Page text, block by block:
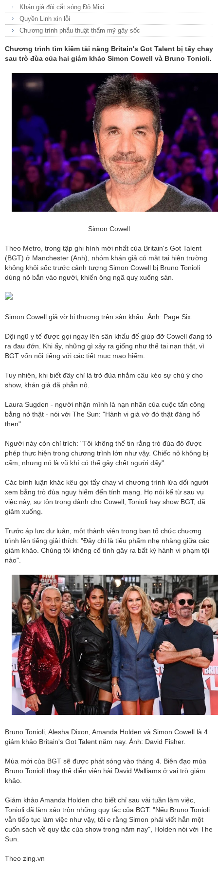
Khán giả đòi cắt sóng Độ Mixi
Quyền Linh xin lỗi
Chương trình phẫu thuật thẩm mỹ gây sốc
Chương trình tìm kiếm tài năng Britain's Got Talent bị tẩy chay
sau trò đùa của hai giám khảo Simon Cowell và Bruno Tonioli.
Simon Cowell
Theo Metro, trong tập ghi hình mới nhất của Britain's Got Talent
(BGT) ở Manchester (Anh), nhóm khán giả có mặt tại hiện trường
không khỏi sốc trước cảnh tượng Simon Cowell bị Bruno Tonioli
dùng nỏ bắn vào người, khiến ông ngã quỵ xuống sàn.
Simon Cowell giả vờ bị thương trên sân khấu. Ảnh: Page Six.
Đội ngũ y tế được gọi ngay lên sân khấu để giúp đỡ Cowell đang tỏ
ra đau đớn. Khi ấy, những gì xảy ra giống như thể tai nạn thật, vì
BGT vốn nổi tiếng với các tiết mục mạo hiểm.
Tuy nhiên, khi biết đây chỉ là trò đùa nhằm câu kéo sự chú ý cho
show, khán giả đã phẫn nộ.
Laura Sugden - người nhận mình là nạn nhân của cuộc tấn công
bằng nỏ thật - nói với The Sun: "Hành vi giả vờ đó thật đáng hổ
thẹn".
Người này còn chỉ trích: "Tôi không thể tin rằng trò đùa đó được
phép thực hiện trong chương trình lớn như vậy. Chiếc nỏ không bị
cấm, nhưng nó là vũ khí có thể gây chết người đấy".
Các bình luận khác kêu gọi tẩy chay vì chương trình lừa dối người
xem bằng trò đùa nguy hiểm đến tính mạng. Họ nói kể từ sau vụ
việc này, sự tôn trọng dành cho Cowell, Tonioli hay show BGT, đã
giảm xuống.
Trước áp lực dư luận, một thành viên trong ban tổ chức chương
trình lên tiếng giải thích: "Đây chỉ là tiểu phẩm nhẹ nhàng giữa các
giám khảo. Chúng tôi không cố tình gây ra bất kỳ hành vi phạm tội
nào".
Bruno Tonioli, Alesha Dixon, Amanda Holden và Simon Cowell là 4
giám khảo Britain's Got Talent năm nay. Ảnh: David Fisher.
Mùa mới của BGT sẽ được phát sóng vào tháng 4. Biên đạo múa
Bruno Tonioli thay thế diễn viên hài David Walliams ở vai trò giám
khảo.
Giám khảo Amanda Holden cho biết chỉ sau vài tuần làm việc,
Tonioli đã làm xáo trộn những quy tắc của BGT. "Nếu Bruno Tonioli
vẫn tiếp tục làm việc như vậy, tôi e rằng Simon phải viết hẳn một
cuốn sách về quy tắc của show trong năm nay", Holden nói với The
Sun.
Theo zing.vn